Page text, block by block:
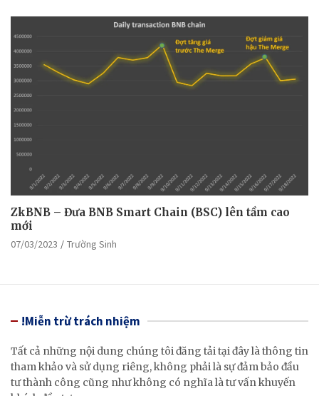
ZkBNB – Đưa BNB Smart Chain (BSC) lên tầm cao
mới
07/03/2023 Trường Sinh
!Miễn trừ trách nhiệm
Tất cả những nội dung chúng tôi đăng tải tại đây là thông tin
tham khảo và sử dụng riêng, không phải là sự đảm bảo đầu
tư thành công cũng như không có nghĩa là tư vấn khuyến